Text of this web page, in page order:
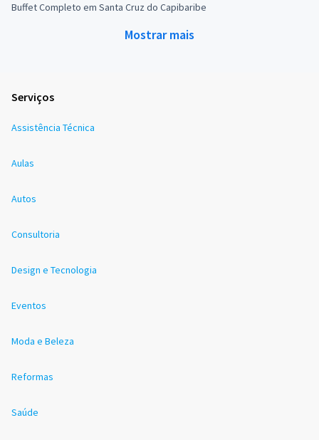
Buffet Completo em Santa Cruz do Capibaribe
Mostrar mais
Serviços
Assistência Técnica
Aulas
Autos
Consultoria
Design e Tecnologia
Eventos
Moda e Beleza
Reformas
Saúde